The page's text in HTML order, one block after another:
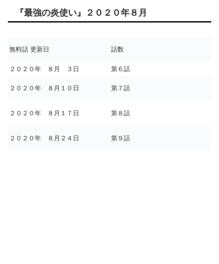
『最強の炎使い』２０２０年８月
無料話 更新日 話数
２０２０年 ８月 ３日 第６話
２０２０年 ８月１０日 第７話
２０２０年 ８月１７日 第８話
２０２０年 ８月２４日 第９話